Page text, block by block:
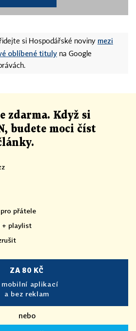
si Hospodářské noviny mezi
oblíbené tituly na Google
zdarma. Když si
budete moci číst
.
přátele
+ playlist
ZA 80 KČ
mobilní aplikací
a bez reklam
nebo